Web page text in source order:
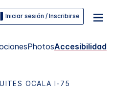
Iniciar sesión / Inscribirse
PhotosAccesibilidad
OCALA I-75